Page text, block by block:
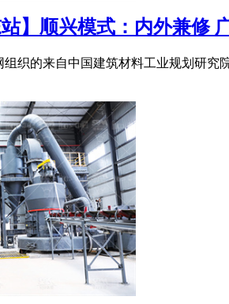
站】顺兴模式：内外兼修
组织的来自中国建筑材料工业规划研